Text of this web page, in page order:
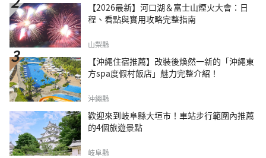
【2026最新】河口湖＆富士山煙火大會：日
程、看點與實用攻略完整指南
山梨縣
【沖繩住宿推薦】改裝後煥然一新的「沖繩東
方spa度假村飯店」魅力完整介紹！
沖繩縣
歡迎來到岐阜縣大垣市！車站步行範圍內推薦
的4個旅遊景點
岐阜縣